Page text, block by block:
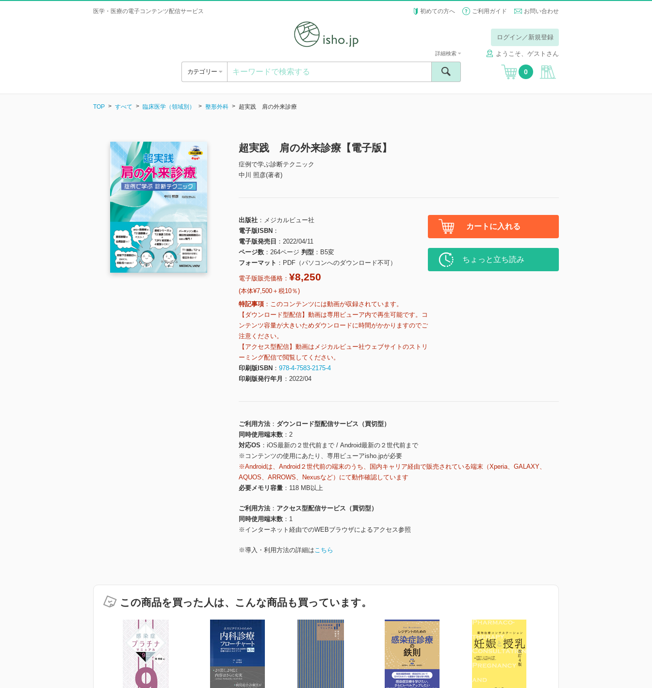
医学・医療の電子コンテンツ配信サービス 初めての方へ ご利用ガイド お問い合わせ
ログイン／新規登録
ようこそ、ゲストさん
カテゴリー
詳細検索
0
TOP すべて 臨床医学（領域別） 整形外科 超実践 肩の外来診療
超実践 肩の外来診療【電子版】
症例で学ぶ診断テクニック
中川 照彦(著者)
出版社
メジカルビュー社
電子版ISBN
電子版発売日
2022/04/11
ページ数
264ページ 判型
B5変
フォーマット
PDF（パソコンへのダウンロード不可）
電子版販売価格： ¥8,250
(本体¥7,500＋税10％)
特記事項
このコンテンツには動画が収録されています。
【ダウンロード型配信】動画は専用ビューア内で再生可能です。コ
ンテンツ容量が大きいためダウンロードに時間がかかりますのでご
注意ください。
【アクセス型配信】動画はメジカルビュー社ウェブサイトのストリ
ーミング配信で閲覧してください。
印刷版ISBN
978-4-7583-2175-4
印刷版発行年月
2022/04
カートに入れる
ちょっと立ち読み
ご利用方法
ダウンロード型配信サービス（買切型）
同時使用端末数
2
対応OS
iOS最新の２世代前まで / Android最新の２世代前まで
※コンテンツの使用にあたり、専用ビューアisho.jpが必要
※Androidは、Android２世代前の端末のうち、国内キャリア経由で販売されている端末（Xperia、GALAXY、
AQUOS、ARROWS、Nexusなど）にて動作確認しています
必要メモリ容量
118 MB以上
ご利用方法
アクセス型配信サービス（買切型）
同時使用端末数
1
※インターネット経由でのWEBブラウザによるアクセス参照
※導入・利用方法の詳細はこちら
この商品を買った人は、こんな商品も買っています。